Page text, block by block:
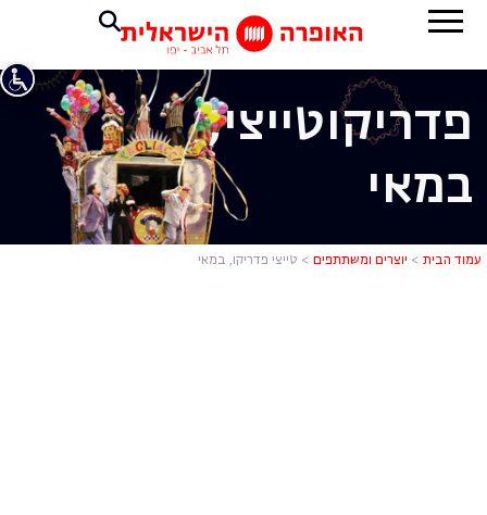
טייצי
פדריקוטייצי,
במאי
עמוד הבית > יוצרים ומשתתפים > טייצי פדריקו, במאי